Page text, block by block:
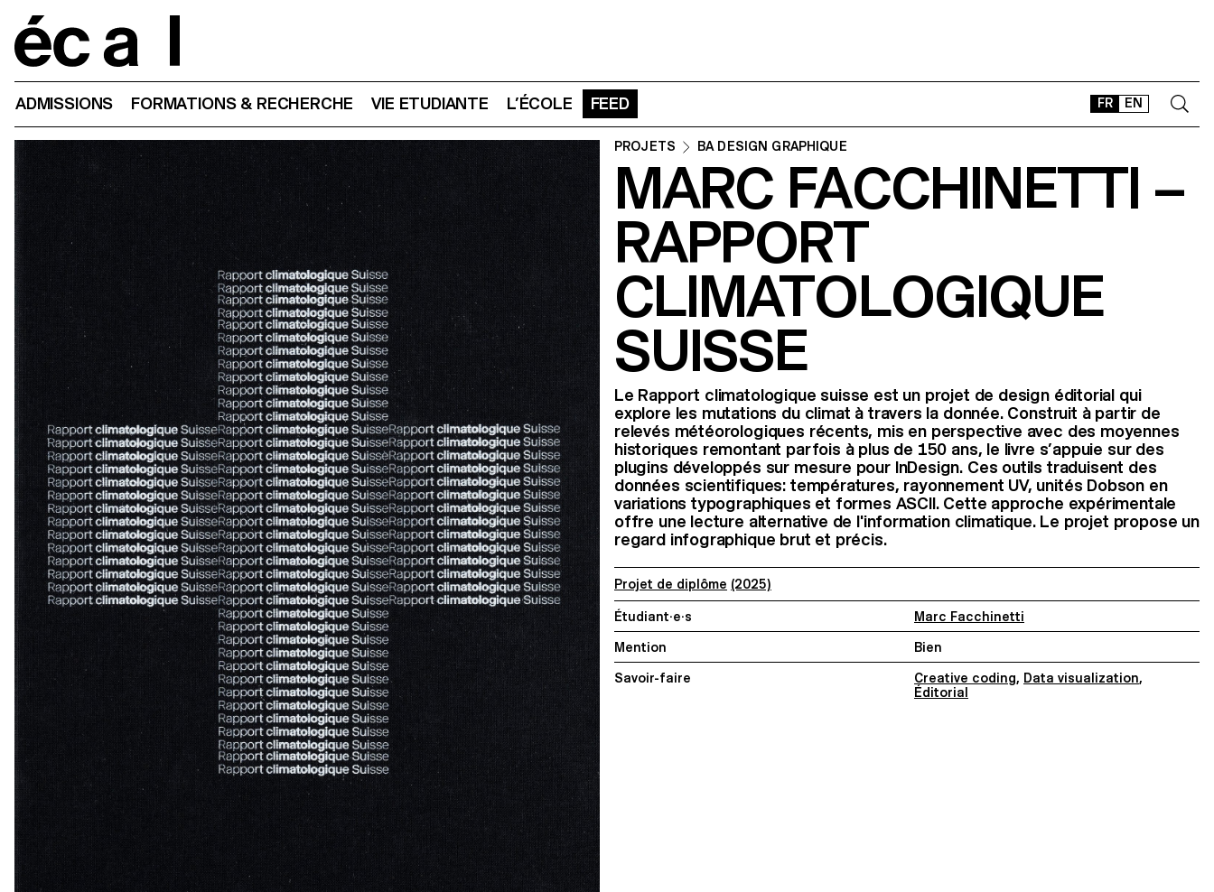
FR EN
ADMISSIONS FORMATIONS & RECHERCHE VIE ETUDIANTE L’ÉCOLE FEED
CONTACT
SHOP
Instagram
Facebook
PROJETS BA DESIGN GRAPHIQUE
MARC FACCHINETTI –
RAPPORT
CLIMATOLOGIQUE
SUISSE
Le Rapport climatologique suisse est un projet de design éditorial qui
explore les mutations du climat à travers la donnée. Construit à partir de
relevés météorologiques récents, mis en perspective avec des moyennes
historiques remontant parfois à plus de 150 ans, le livre s’appuie sur des
plugins développés sur mesure pour InDesign. Ces outils traduisent des
données scientifiques: températures, rayonnement UV, unités Dobson en
variations typographiques et formes ASCII. Cette approche expérimentale
offre une lecture alternative de l'information climatique. Le projet propose un
regard infographique brut et précis.
Projet de diplôme (2025)
Étudiant·e·s Marc Facchinetti
Mention Bien
Savoir-faire Creative coding, Data visualization,
Éditorial